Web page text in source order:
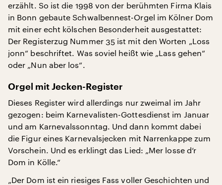
erzählt. So ist die 1998 von der berühmten Firma Klais
in Bonn gebaute Schwalbennest-Orgel im Kölner Dom
mit einer echt kölschen Besonderheit ausgestattet:
Der Registerzug Nummer 35 ist mit den Worten „Loss
jonn“ beschriftet. Was soviel heißt wie „Lass gehen“
oder „Nun aber los“.
Orgel mit Jecken-Register
Dieses Register wird allerdings nur zweimal im Jahr
gezogen: beim Karnevalisten-Gottesdienst im Januar
und am Karnevalssonntag. Und dann kommt dabei
die Figur eines Karnevalsjecken mit Narrenkappe zum
Vorschein. Und es erklingt das Lied: „Mer losse d‘r
Dom in Kölle.“
„Der Dom ist ein riesiges Fass voller Geschichten und